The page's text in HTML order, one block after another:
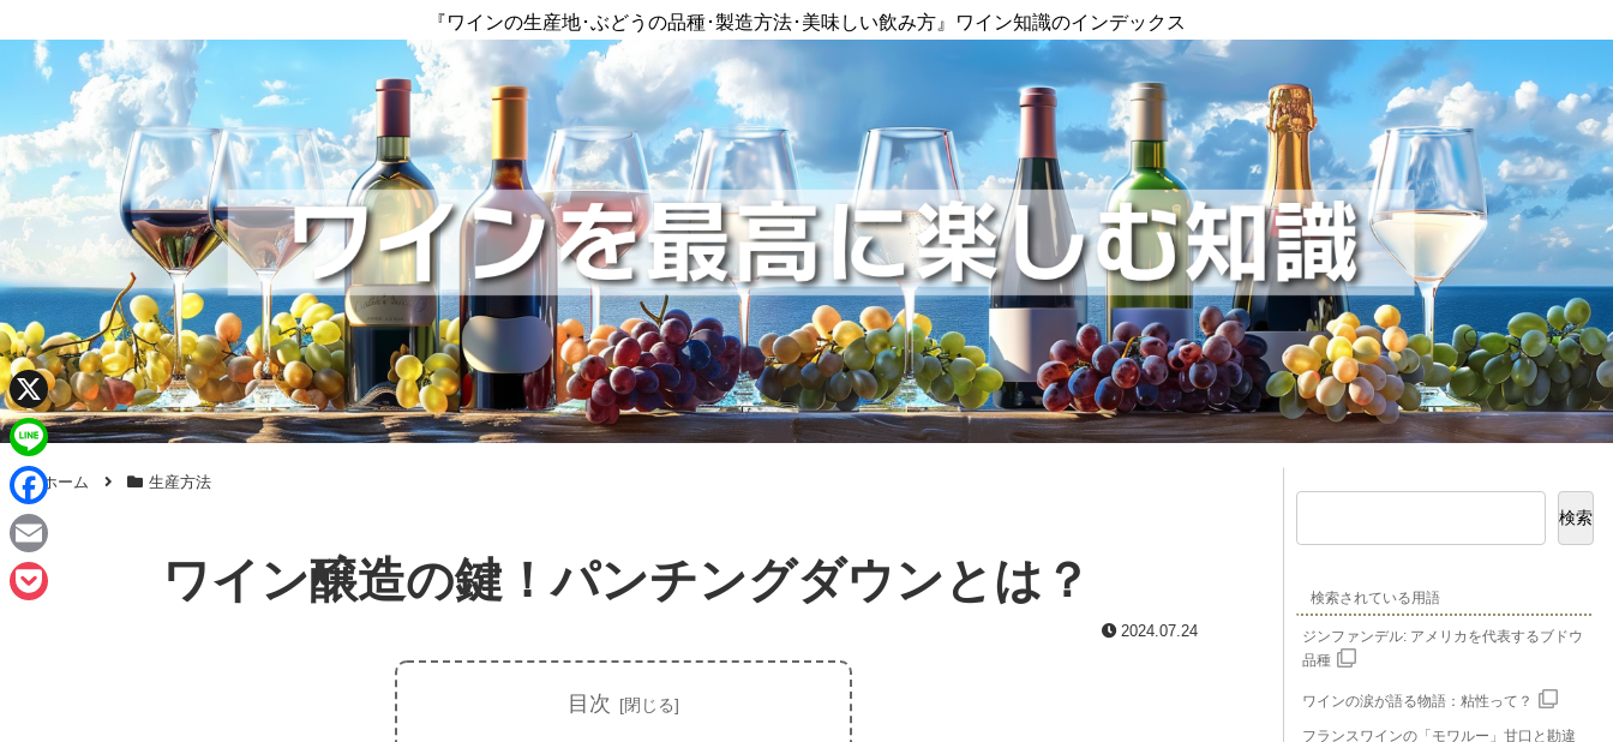
『ワインの生産地･ぶどうの品種･製造方法･美味しい飲み方』ワイン知識のインデックス
ホーム 生産方法
ワイン醸造の鍵！パンチングダウンとは？
2024.07.24
目次
検索
検索されている用語
ジンファンデル: アメリカを代表するブドウ
品種
ワインの涙が語る物語：粘性って？
フランスワインの「モワルー」甘口と勘違
X
L
n
e
F
a
c
E